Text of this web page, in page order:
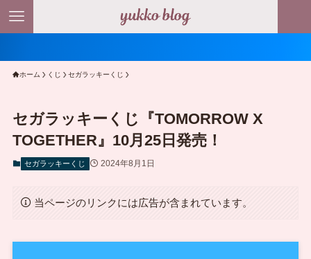
ホーム くじ セガラッキーくじ
セガラッキーくじ『TOMORROW X
TOGETHER』10月25日発売！
セガラッキーくじ 2024年8月1日
当ページのリンクには広告が含まれています。